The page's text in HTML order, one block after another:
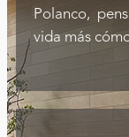
Polanco,
vida más